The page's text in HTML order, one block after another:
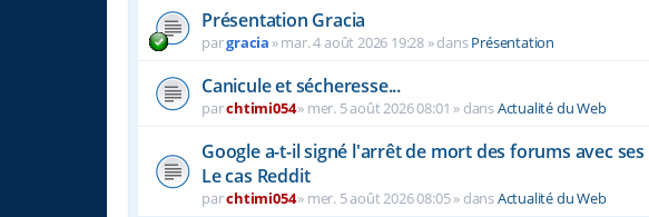
Présentation Gracia
pargracia »mar. 4 août 2026 19:28 » dansPrésentation
Canicule et sécheresse...
parchtimi054» mer. 5 août 2026 08:01 » dansActualité du Web
Google a-t-il signé l'arrêt de mort des forums avec ses
Le cas Reddit
parchtimi054» mer. 5 août 2026 08:05» dansActualité du Web